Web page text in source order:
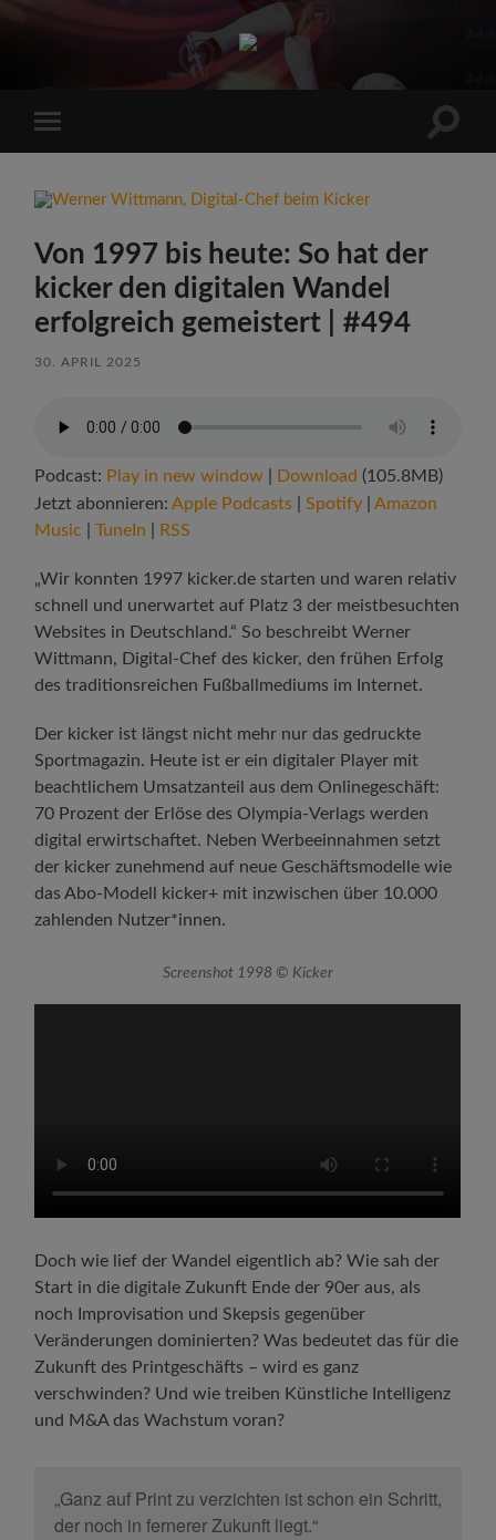
Sports
Maniac
Menü
Von 1997 bis heute: So hat der
kicker den digitalen Wandel
erfolgreich gemeistert | #494
30. APRIL 2025
Podcast: Play in new window Download (105.8MB)
Jetzt abonnieren:Apple Podcasts |Spotify |Amazon
Music |TuneIn RSS
„Wir konnten 1997 kicker.de starten und waren relativ
schnell und unerwartet auf Platz 3 der meistbesuchten
Websites in Deutschland.“ So beschreibt Werner
Wittmann, Digital-Chef des kicker, den frühen Erfolg
des traditionsreichen Fußballmediums im Internet.
Der kicker ist längst nicht mehr nur das gedruckte
Sportmagazin. Heute ist er ein digitaler Player mit
beachtlichem Umsatzanteil aus dem Onlinegeschäft:
70 Prozent der Erlöse des Olympia-Verlags werden
digital erwirtschaftet. Neben Werbeeinnahmen setzt
der kicker zunehmend auf neue Geschäftsmodelle wie
das Abo-Modell kicker+ mit inzwischen über 10.000
zahlenden Nutzer*innen.
Screenshot 1998 © Kicker
Doch wie lief der Wandel eigentlich ab? Wie sah der
Start in die digitale Zukunft Ende der 90er aus, als
noch Improvisation und Skepsis gegenüber
Veränderungen dominierten? Was bedeutet das für die
Zukunft des Printgeschäfts – wird es ganz
verschwinden? Und wie treiben Künstliche Intelligenz
und M&A das Wachstum voran?
„Ganz auf Print zu verzichten ist schon ein Schritt,
der noch in fernerer Zukunft liegt.“